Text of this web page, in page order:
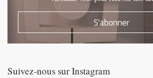
S'abonner
Suivez-nous sur Instagram